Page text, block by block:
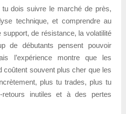
dois suivre le marché de près,
technique, et comprendre au
de résistance, la volatilité
de débutants pensent pouvoir
l’expérience montre que les
coûtent souvent plus cher que les
plus tu trades, plus tu
retours inutiles et à des pertes